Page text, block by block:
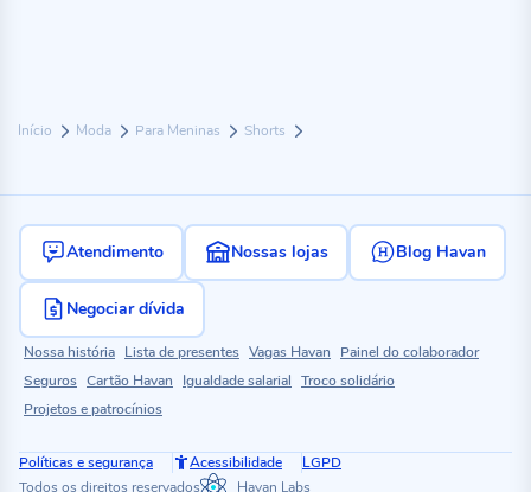
Início Moda Para Meninas Shorts
Atendimento Nossas lojas Blog Havan
Negociar dívida
Nossa história Lista de presentes Vagas Havan
Painel do colaborador
Seguros Cartão Havan Igualdade salarial Troco solidário
Projetos e patrocínios
Políticas e segurança Acessibilidade
LGPD
Todos os direitos reservados
Havan Labs